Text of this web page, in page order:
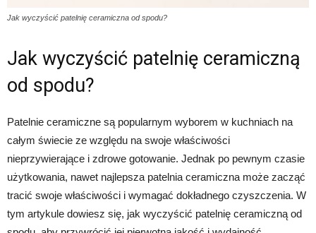
Jak wyczyścić patelnię ceramiczna od spodu?
Jak wyczyścić patelnię ceramiczną
od spodu?
Patelnie ceramiczne są popularnym wyborem w kuchniach na
całym świecie ze względu na swoje właściwości
nieprzywierające i zdrowe gotowanie. Jednak po pewnym czasie
użytkowania, nawet najlepsza patelnia ceramiczna może zacząć
tracić swoje właściwości i wymagać dokładnego czyszczenia. W
tym artykule dowiesz się, jak wyczyścić patelnię ceramiczną od